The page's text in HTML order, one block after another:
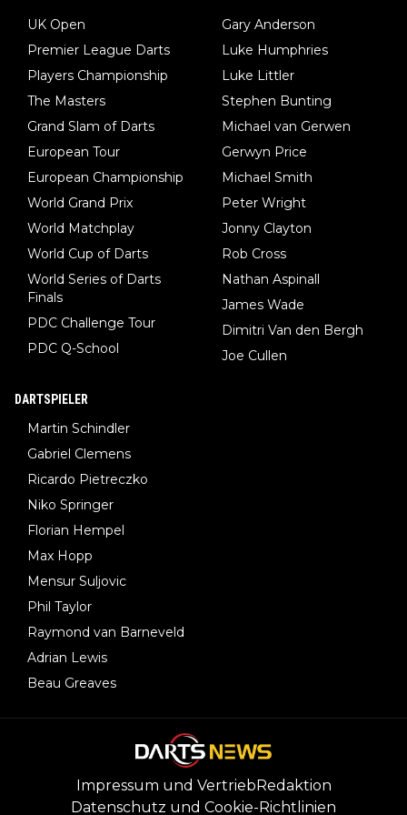
UK Open
Premier League Darts
Players Championship
The Masters
Grand Slam of Darts
European Tour
European Championship
World Grand Prix
World Matchplay
World Cup of Darts
World Series of Darts
Finals
PDC Challenge Tour
PDC Q-School
Gary Anderson
Luke Humphries
Luke Littler
Stephen Bunting
Michael van Gerwen
Gerwyn Price
Michael Smith
Peter Wright
Jonny Clayton
Rob Cross
Nathan Aspinall
James Wade
Dimitri Van den Bergh
Joe Cullen
DARTSPIELER
Martin Schindler
Gabriel Clemens
Ricardo Pietreczko
Niko Springer
Florian Hempel
Max Hopp
Mensur Suljovic
Phil Taylor
Raymond van Barneveld
Adrian Lewis
Beau Greaves
Impressum und VertriebRedaktion
Datenschutz und Cookie-Richtlinien